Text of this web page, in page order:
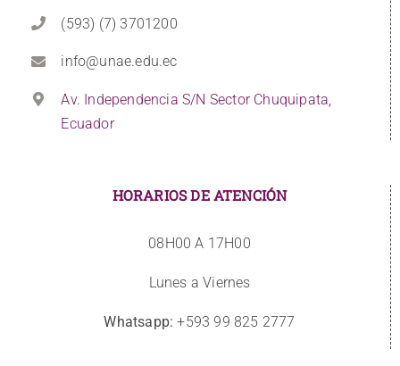
(593) (7) 3701200
info@unae.edu.ec
Av. Independencia S/N Sector Chuquipata,
Ecuador
HORARIOS DE ATENCIÓN
08H00 A 17H00
Lunes a Viernes
Whatsapp: +593 99 825 2777